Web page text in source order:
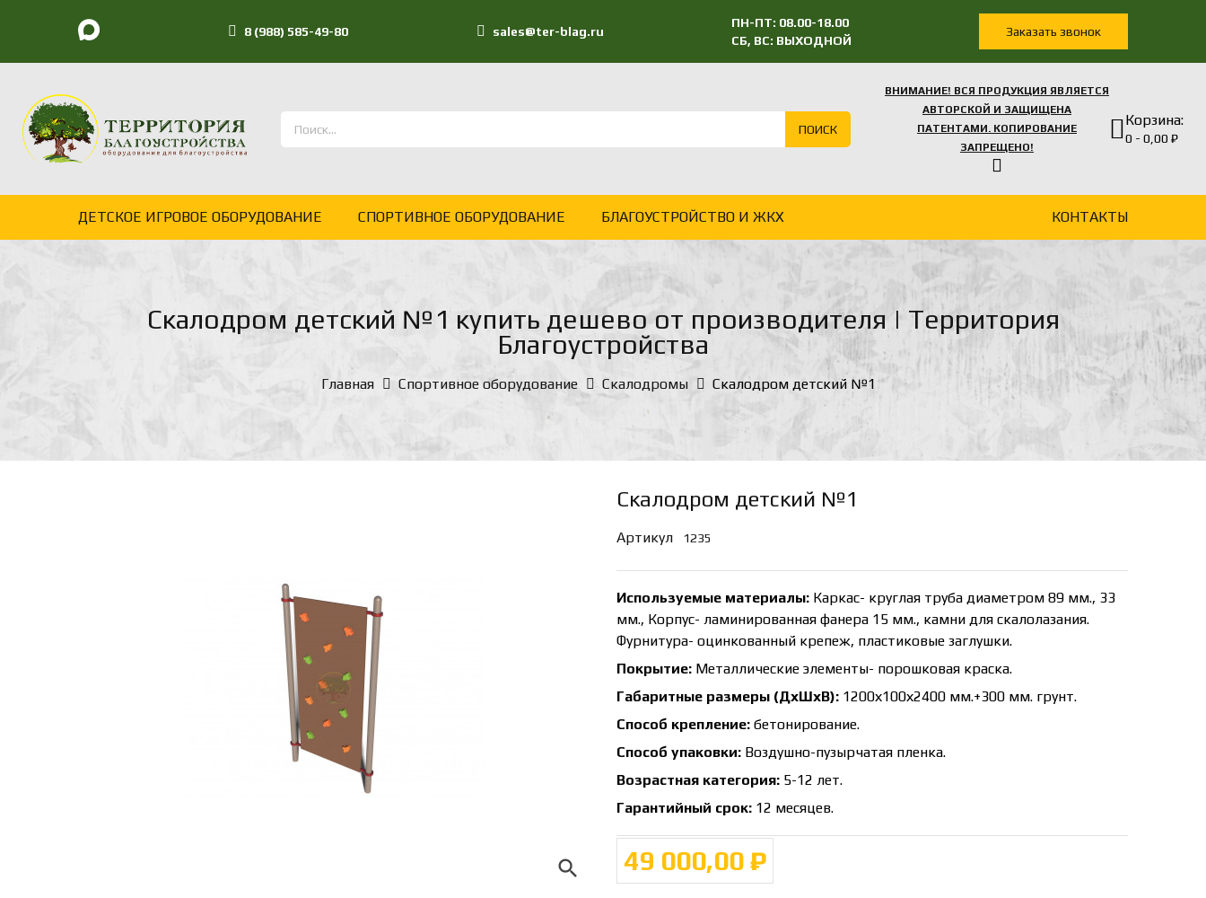
8 (988) 585-49-80 sales@ter-blag.ru
ПН-ПТ: 08.00-18.00
СБ, ВС: ВЫХОДНОЙ
Заказать звонок
ПОИСК
ВНИМАНИЕ! ВСЯ ПРОДУКЦИЯ ЯВЛЯЕТСЯ
АВТОРСКОЙ И ЗАЩИЩЕНА
ПАТЕНТАМИ. КОПИРОВАНИЕ
ЗАПРЕЩЕНО!
Корзина:
0 - 0,00 ₽
ДЕТСКОЕ ИГРОВОЕ ОБОРУДОВАНИЕ СПОРТИВНОЕ ОБОРУДОВАНИЕ БЛАГОУСТРОЙСТВО И ЖКХ КОНТАКТЫ
Скалодром детский №1 купить дешево от производителя | Территория
Благоустройства
Главная Спортивное оборудование Скалодромы Скалодром детский №1
search
Скалодром детский №1
Артикул 1235
Используемые материалы: Каркас- круглая труба диаметром 89 мм., 33
мм., Корпус- ламинированная фанера 15 мм., камни для скалолазания.
Фурнитура- оцинкованный крепеж, пластиковые заглушки.
Покрытие: Металлические элементы- порошковая краска.
Габаритные размеры (ДхШхВ): 1200х100х2400 мм.+300 мм. грунт.
Способ крепление: бетонирование.
Способ упаковки: Воздушно-пузырчатая пленка.
Возрастная категория: 5-12 лет.
Гарантийный срок: 12 месяцев.
49 000,00 ₽